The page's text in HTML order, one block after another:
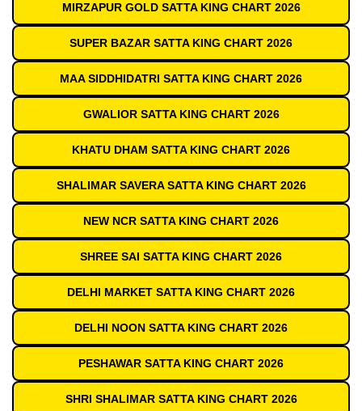
MIRZAPUR GOLD SATTA KING CHART 2026
SUPER BAZAR SATTA KING CHART 2026
MAA SIDDHIDATRI SATTA KING CHART 2026
GWALIOR SATTA KING CHART 2026
KHATU DHAM SATTA KING CHART 2026
SHALIMAR SAVERA SATTA KING CHART 2026
NEW NCR SATTA KING CHART 2026
SHREE SAI SATTA KING CHART 2026
DELHI MARKET SATTA KING CHART 2026
DELHI NOON SATTA KING CHART 2026
PESHAWAR SATTA KING CHART 2026
SHRI SHALIMAR SATTA KING CHART 2026